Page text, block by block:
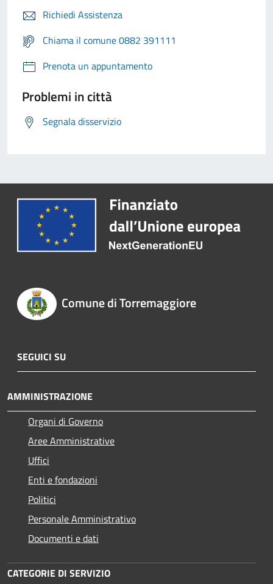
Richiedi Assistenza
Chiama il comune 0882 391111
Prenota un appuntamento
Problemi in città
Segnala disservizio
Comune di Torremaggiore
SEGUICI SU
AMMINISTRAZIONE
Organi di Governo
Aree Amministrative
Uffici
Enti e fondazioni
Politici
Personale Amministrativo
Documenti e dati
CATEGORIE DI SERVIZIO